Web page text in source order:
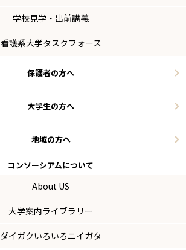
学校見学・出前講義
看護系大学タスクフォース
保護者の方へ
大学生の方へ
地域の方へ
コンソーシアムについて
About US
大学案内ライブラリー
ダイガクいろいろニイガタ